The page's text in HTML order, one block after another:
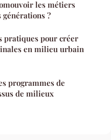
les métiers
générations ?
pratiques pour créer
en milieu urbain
programmes de
de milieux